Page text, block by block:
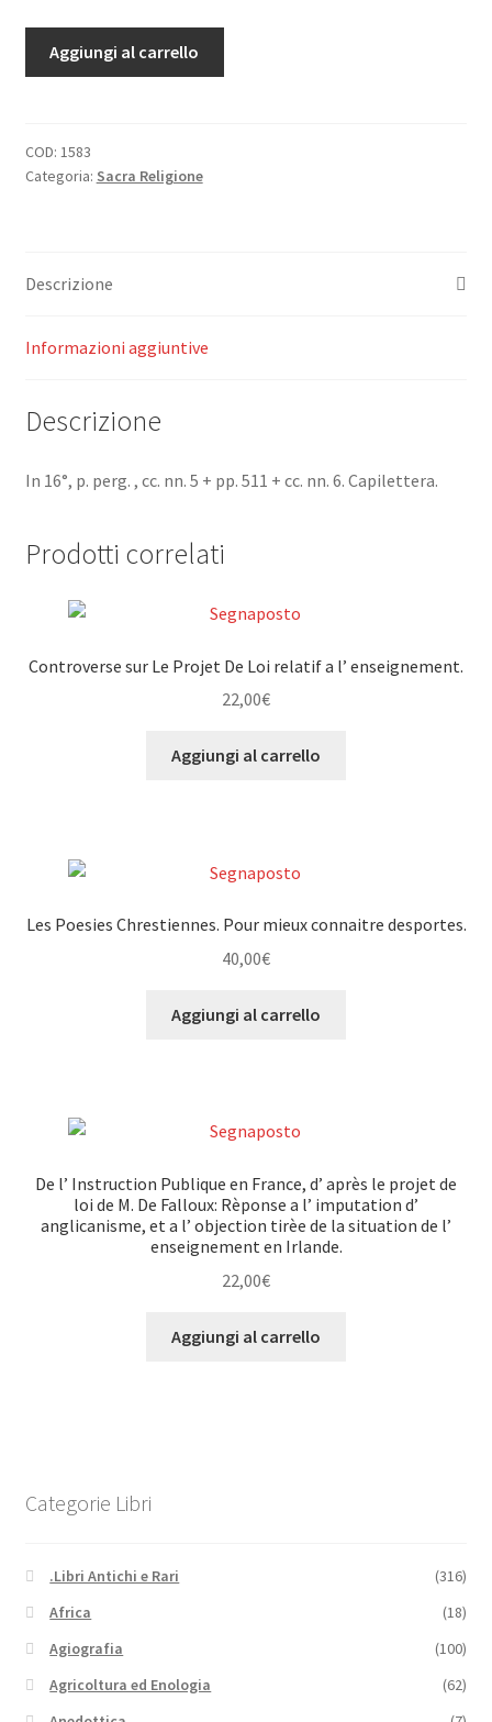
quale
si
l'Altezza
Sacro
col
di
quantità
Aggiungi al carrello
COD: 1583
Categoria: Sacra Religione
Descrizione
Informazioni aggiuntive
Descrizione
In 16°, p. perg. , cc. nn. 5 + pp. 511 + cc. nn. 6. Capilettera.
Prodotti correlati
Controverse sur Le Projet De Loi relatif a l’ enseignement.
22,00€
Aggiungi al carrello
Les Poesies Chrestiennes. Pour mieux connaitre desportes.
40,00€
Aggiungi al carrello
De l’ Instruction Publique en France, d’ après le projet de
loi de M. De Falloux: Rèponse a l’ imputation d’
anglicanisme, et a l’ objection tirèe de la situation de l’
enseignement en Irlande.
22,00€
Aggiungi al carrello
Categorie Libri
.Libri Antichi e Rari
(316)
Africa
(18)
Agiografia
(100)
Agricoltura ed Enologia
(62)